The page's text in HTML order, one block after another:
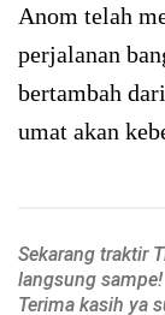
Anom telah
perjalanan
bertambah
umat akan
Sekarang traktir
langsung sampe!
Terima kasih ya